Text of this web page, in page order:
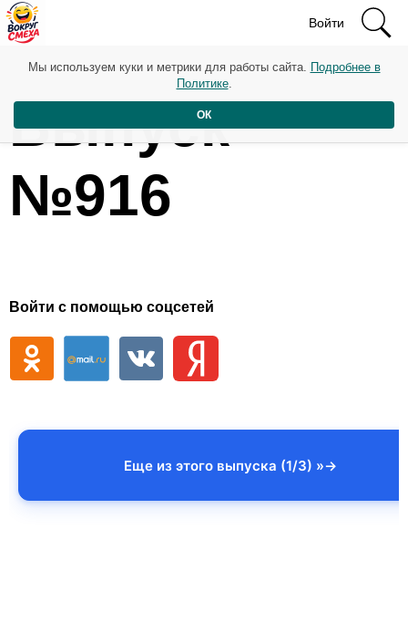
Войти
Выпуск
№916
Войти с помощью соцсетей
Еще из этого выпуска (1/3) »
Мы используем куки и метрики для работы сайта. Подробнее в
Политике.
ОК